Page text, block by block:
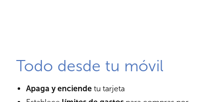
Todo desde tu móvil
Apaga y enciende tu tarjeta